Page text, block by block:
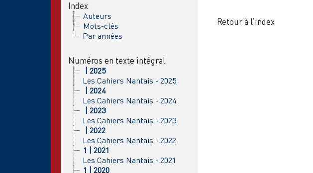
Index
Auteurs
Mots-clés
Par années
Numéros en texte intégral
| 2025
Les Cahiers Nantais - 2025
| 2024
Les Cahiers Nantais - 2024
| 2023
Les Cahiers Nantais - 2023
| 2022
Les Cahiers Nantais - 2022
1 | 2021
Les Cahiers Nantais - 2021
1 | 2020
Retour à l’index